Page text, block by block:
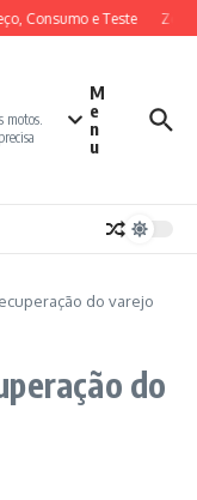
Consumo e Teste
motos.
M
e
n
u
do varejo
do